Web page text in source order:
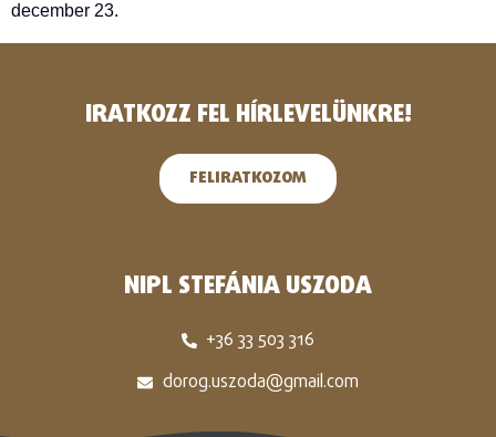
december 23.
IRATKOZZ FEL HÍRLEVELÜNKRE!
FELIRATKOZOM
NIPL STEFÁNIA USZODA
+36 33 503 316
dorog.uszoda@gmail.com